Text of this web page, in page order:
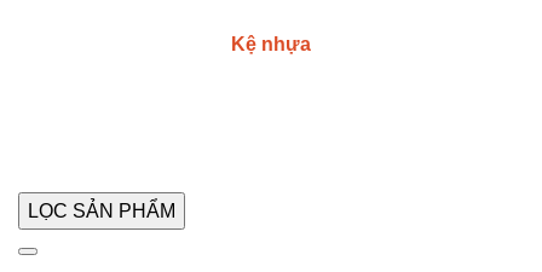
Kệ nhựa
LỌC SẢN PHẨM